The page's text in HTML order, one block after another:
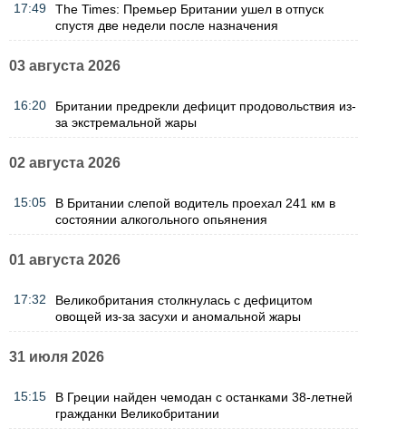
17:49
The Times: Премьер Британии ушел в отпуск
спустя две недели после назначения
03 августа 2026
16:20
Британии предрекли дефицит продовольствия из-
за экстремальной жары
02 августа 2026
15:05
В Британии слепой водитель проехал 241 км в
состоянии алкогольного опьянения
01 августа 2026
17:32
Великобритания столкнулась с дефицитом
овощей из-за засухи и аномальной жары
31 июля 2026
15:15
В Греции найден чемодан с останками 38-летней
гражданки Великобритании